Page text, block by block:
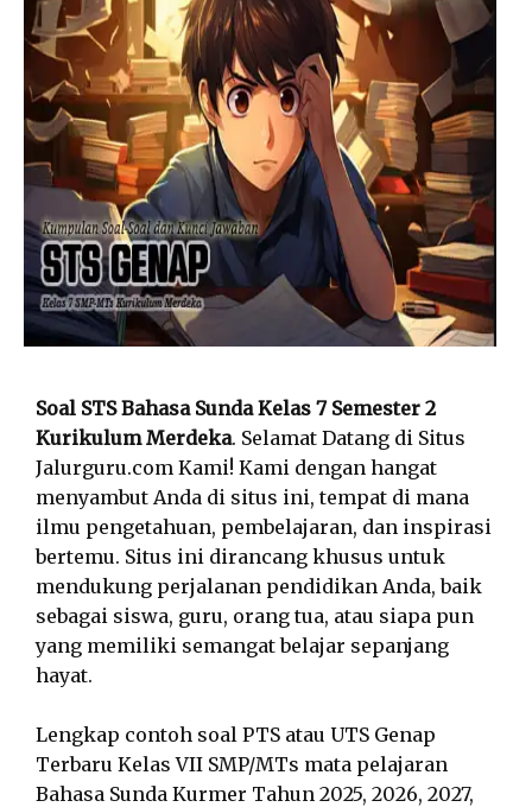
Soal STS Bahasa Sunda Kelas 7 Semester 2
Kurikulum Merdeka. Selamat Datang di Situs
Jalurguru.com Kami! Kami dengan hangat
menyambut Anda di situs ini, tempat di mana
ilmu pengetahuan, pembelajaran, dan inspirasi
bertemu. Situs ini dirancang khusus untuk
mendukung perjalanan pendidikan Anda, baik
sebagai siswa, guru, orang tua, atau siapa pun
yang memiliki semangat belajar sepanjang
hayat.
Lengkap contoh soal PTS atau UTS Genap
Terbaru Kelas VII SMP/MTs mata pelajaran
Bahasa Sunda Kurmer Tahun 2025, 2026, 2027,